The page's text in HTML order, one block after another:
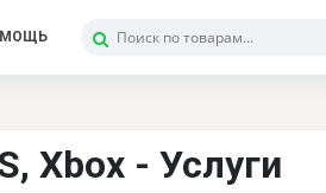
Xbox - Услуги